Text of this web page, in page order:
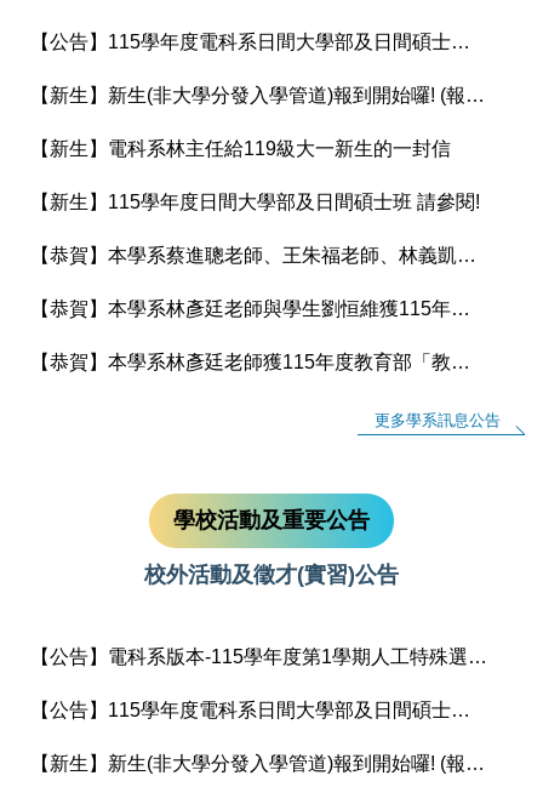
【公告】115學年度電科系日間大學部及日間碩士班 課程手冊上架
【新生】新生(非大學分發入學管道)報到開始囉! (報到時間：8/5/-8/12下午5:00止)
【新生】電科系林主任給119級大一新生的一封信
【新生】115學年度日間大學部及日間碩士班 請參閱!
【恭賀】本學系蔡進聰老師、王朱福老師、林義凱老師、林彥廷老師及黃奕欽老師獲115年國科會補助專題研究計畫
【恭賀】本學系林彥廷老師與學生劉恒維獲115年度大專學生參與專題研究計畫
【恭賀】本學系林彥廷老師獲115年度教育部「教學實踐研究計畫」補助
更多學系訊息公告
學校活動及重要公告
校外活動及徵才(實習)公告
【公告】電科系版本-115學年度第1學期人工特殊選課(額滿加簽)作業說明
【公告】115學年度電科系日間大學部及日間碩士班 課程手冊上架
【新生】新生(非大學分發入學管道)報到開始囉! (報到時間：8/5/-8/12下午5:00止)